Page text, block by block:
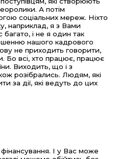
А потім
соціальних мереж. Ніхто
наприклад, я з Вами
багато, і не я один так
нашого кадрового
не приходить говорити,
Бо всі, хто працює, працює
Виходить, що і з
розібрались. Людям, які
за дії, які ведуть до цих
І у Вас може